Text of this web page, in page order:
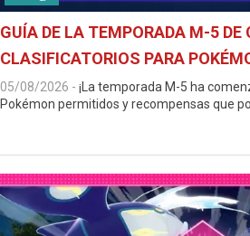
GUÍA DE LA TEMPORADA M-5 DE
CLASIFICATORIOS PARA
05/08/2026 - ¡La temporada M-5 ha
Pokémon permitidos y recompensas que